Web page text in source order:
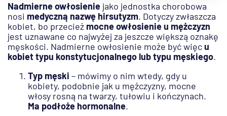
Nadmierne owłosienie jako jednostka chorobowa
nosi medyczną nazwę hirsutyzm. Dotyczy zwłaszcza
kobiet, bo przecież mocne owłosienie u mężczyzn
jest uznawane co najwyżej za jeszcze większą oznakę
męskości. Nadmierne owłosienie może być więcu
kobiet typu konstytucjonalnego lub typu męskiego.
Typ męski – mówimy o nim wtedy, gdy u
kobiety, podobnie jak u mężczyzny, mocne
włosy rosną na twarzy, tułowiu i kończynach.
Ma podłoże hormonalne.